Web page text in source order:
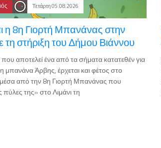
Τετάρτη 05.08.2026
η 8η Γιορτή Μπανάνας στην
στήριξη του Δήμου Βιάννου
αποτελεί ένα από τα σήματα κατατεθέν για
μπανάνα Άρβης, έρχεται και φέτος στο
μέσα από την 8η Γιορτή Μπανάνας που
πύλες της» στο Λιμάνι τη